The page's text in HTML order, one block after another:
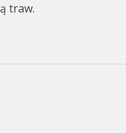
traw.